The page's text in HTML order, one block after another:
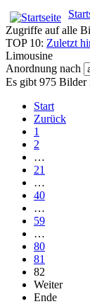
Zugriffe auf alle
TOP 10: Zuletzt
Limousine
Anordnung nach
Es gibt 975 Bilder
Start
Zurück
1
2
…
21
…
40
…
59
…
80
81
82
Weiter
Ende